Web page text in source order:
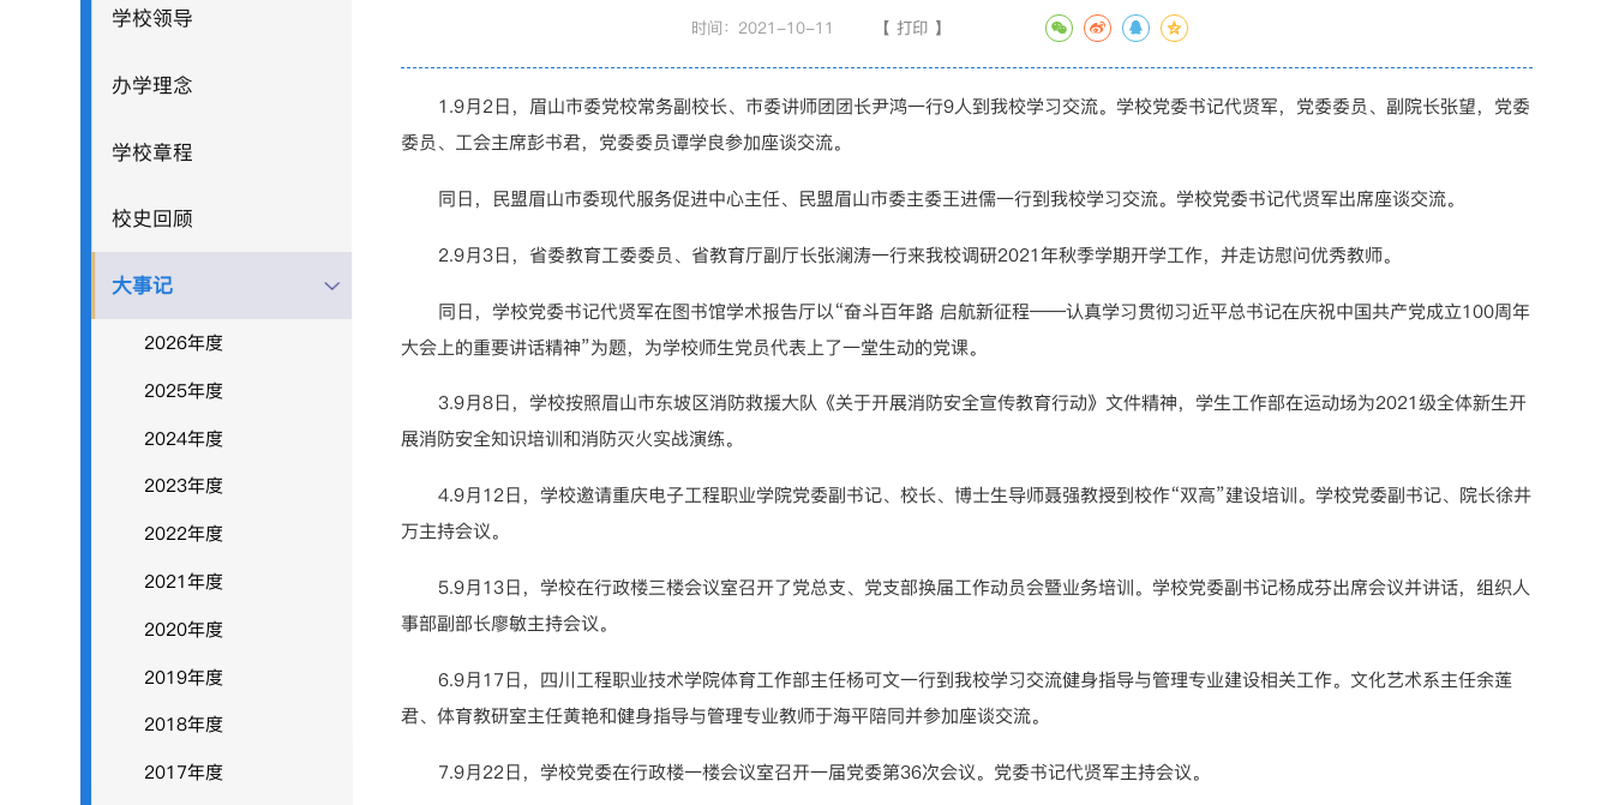
学校领导
办学理念
学校章程
校史回顾
大事记
2026年度
2025年度
2024年度
2023年度
2022年度
2021年度
2020年度
2019年度
2018年度
2017年度
时间：2021-10-11 【 打印 】
1.9月2日，眉山市委党校常务副校长、市委讲师团团长尹鸿一行9人到我校学习交流。学校党委书记代贤军，党委委员、副院长张望，党委
委员、工会主席彭书君，党委委员谭学良参加座谈交流。
同日，民盟眉山市委现代服务促进中心主任、民盟眉山市委主委王进儒一行到我校学习交流。学校党委书记代贤军出席座谈交流。
2.9月3日，省委教育工委委员、省教育厅副厅长张澜涛一行来我校调研2021年秋季学期开学工作，并走访慰问优秀教师。
同日，学校党委书记代贤军在图书馆学术报告厅以“奋斗百年路 启航新征程——认真学习贯彻习近平总书记在庆祝中国共产党成立100周年
大会上的重要讲话精神”为题，为学校师生党员代表上了一堂生动的党课。
3.9月8日，学校按照眉山市东坡区消防救援大队《关于开展消防安全宣传教育行动》文件精神，学生工作部在运动场为2021级全体新生开
展消防安全知识培训和消防灭火实战演练。
4.9月12日，学校邀请重庆电子工程职业学院党委副书记、校长、博士生导师聂强教授到校作“双高”建设培训。学校党委副书记、院长徐井
万主持会议。
5.9月13日，学校在行政楼三楼会议室召开了党总支、党支部换届工作动员会暨业务培训。学校党委副书记杨成芬出席会议并讲话，组织人
事部副部长廖敏主持会议。
6.9月17日，四川工程职业技术学院体育工作部主任杨可文一行到我校学习交流健身指导与管理专业建设相关工作。文化艺术系主任余莲
君、体育教研室主任黄艳和健身指导与管理专业教师于海平陪同并参加座谈交流。
7.9月22日，学校党委在行政楼一楼会议室召开一届党委第36次会议。党委书记代贤军主持会议。